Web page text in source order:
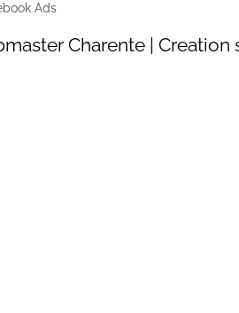
Ads
Charente | Creation